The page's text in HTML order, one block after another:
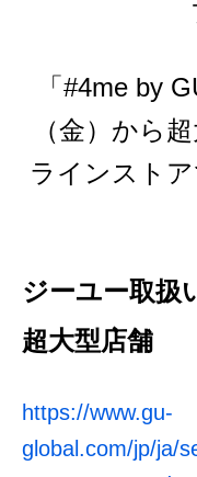
「#4me by
（金）から
ラインスト
ジーユー取扱
超大型店舗
https://www.gu-
global.com/jp/ja/